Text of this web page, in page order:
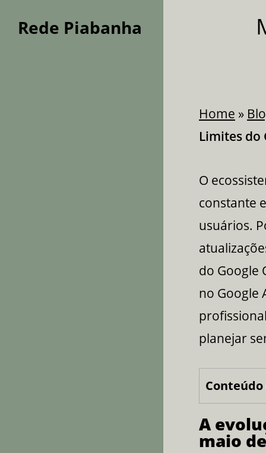
Rede Piabanha
Home »
Limites do
O
constante
usuários.
do Google
no Google
planejar
A
maio